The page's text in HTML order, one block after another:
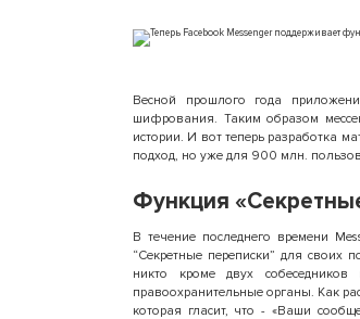
Весной прошлого года
шифрования. Таким образом
истории. И вот теперь разработка
подход, но уже для 900 млн.
Функция
В течение последнего времени
“Секретные переписки” для
никто кроме двух
правоохранительные органы. Как
которая гласит, что - «Ваши